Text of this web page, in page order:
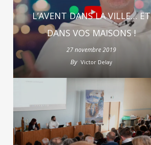
L’AVENT DANS LA VILLE… ET
DANS VOS MAISONS !
27 novembre 2019
By Victor Delay